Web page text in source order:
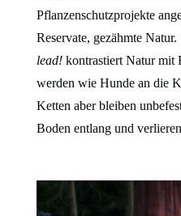
Pflanzenschutzprojekte
Reservate, gezähmte Natur.
lead!kontrastiert Natur mit
werden wie Hunde an die
Ketten aber bleiben
Boden entlang und